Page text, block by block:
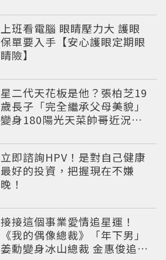
上班看電腦 眼睛壓力大 護眼
保單要入手【安心護眼定期眼
睛險】
星二代天花板是他？張柏芝19
歲長子「完全繼承父母美貌」
變身180陽光天菜帥哥近況曝
立即諮詢HPV！是對自己健康
最好的投資，把握現在不嫌
晚！
接接這個事業愛情追星運！
《我的偶像總裁》「年下男」
姜勳變身冰山總裁 金惠俊追星